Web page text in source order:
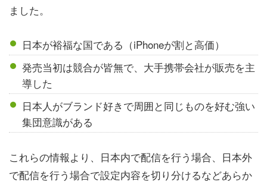
ました。
日本が裕福な国である（iPhoneが割と高価）
発売当初は競合が皆無で、大手携帯会社が販売を主
導した
日本人がブランド好きで周囲と同じものを好む強い
集団意識がある
これらの情報より、日本内で配信を行う場合、日本外
で配信を行う場合で設定内容を切り分けるなどあらか